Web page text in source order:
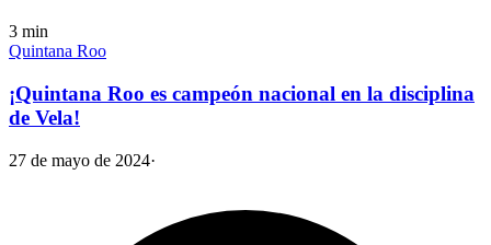
3 min
Quintana Roo
¡Quintana Roo es campeón nacional en la disciplina
de Vela!
27 de mayo de 2024·